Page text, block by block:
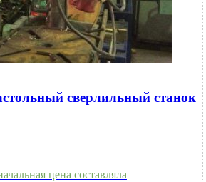
сверлильный станок
цена составляла